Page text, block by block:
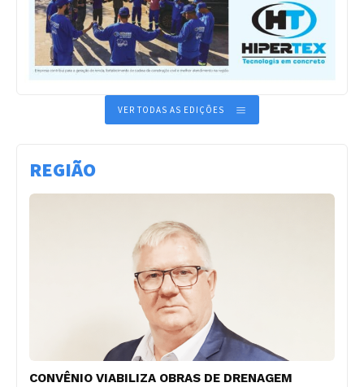
VER TODAS AS EDIÇÕES
REGIÃO
CONVÊNIO VIABILIZA OBRAS DE DRENAGEM